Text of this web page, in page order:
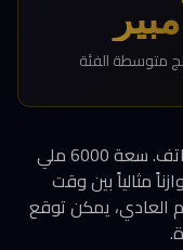
متوسطة الفئة
البطارية هي نقطة البيع الأبرز في هذا الهاتف. سعة 6000 ملي
45 واط توفر توازناً مثالياً بين وقت
العادي، يمكن توقع